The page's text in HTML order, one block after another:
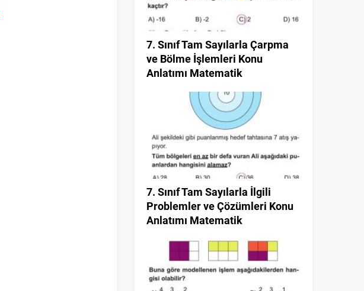
7. Sınıf Tam Sayılarla Çarpma
ve Bölme İşlemleri Konu
Anlatımı Matematik
7. Sınıf Tam Sayılarla İlgili
Problemler ve Çözümleri Konu
Anlatımı Matematik